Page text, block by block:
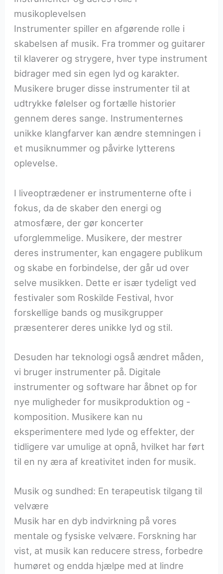
musikoplevelsen
Instrumenter spiller en afgørende rolle i
skabelsen af musik. Fra trommer og guitarer
til klaverer og strygere, hver type instrument
bidrager med sin egen lyd og karakter.
Musikere bruger disse instrumenter til at
udtrykke følelser og fortælle historier
gennem deres sange. Instrumenternes
unikke klangfarver kan ændre stemningen i
et musiknummer og påvirke lytterens
oplevelse.
I liveoptrædener er instrumenterne ofte i
fokus, da de skaber den energi og
atmosfære, der gør koncerter
uforglemmelige. Musikere, der mestrer
deres instrumenter, kan engagere publikum
og skabe en forbindelse, der går ud over
selve musikken. Dette er især tydeligt ved
festivaler som Roskilde Festival, hvor
forskellige bands og musikgrupper
præsenterer deres unikke lyd og stil.
Desuden har teknologi også ændret måden,
vi bruger instrumenter på. Digitale
instrumenter og software har åbnet op for
nye muligheder for musikproduktion og -
komposition. Musikere kan nu
eksperimentere med lyde og effekter, der
tidligere var umulige at opnå, hvilket har ført
til en ny æra af kreativitet inden for musik.
Musik og sundhed: En terapeutisk tilgang til
velvære
Musik har en dyb indvirkning på vores
mentale og fysiske velvære. Forskning har
vist, at musik kan reducere stress, forbedre
humøret og endda hjælpe med at lindre